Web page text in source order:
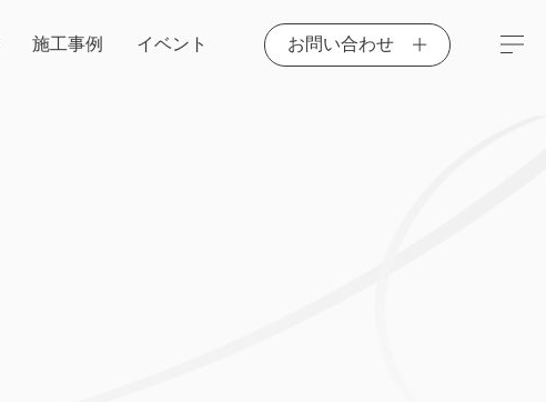
施工事例 イベント お問い合わせ